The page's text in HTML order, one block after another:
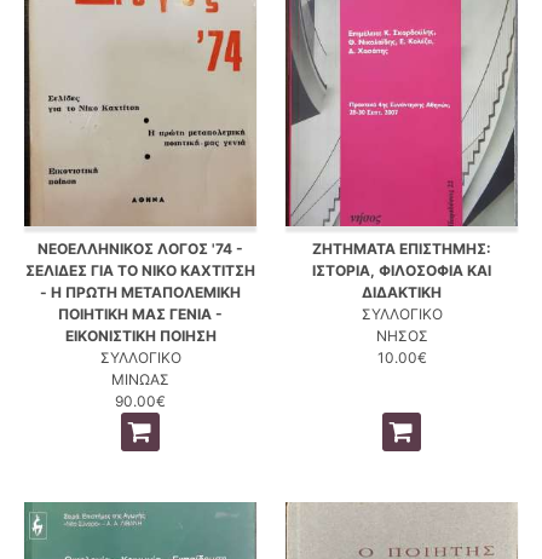
ΝΕΟΕΛΛΗΝΙΚΟΣ ΛΟΓΟΣ '74 -
ΣΕΛΙΔΕΣ ΓΙΑ ΤΟ ΝΙΚΟ ΚΑΧΤΙΤΣΗ
- Η ΠΡΩΤΗ ΜΕΤΑΠΟΛΕΜΙΚΗ
ΠΟΙΗΤΙΚΗ ΜΑΣ ΓΕΝΙΑ -
ΕΙΚΟΝΙΣΤΙΚΗ ΠΟΙΗΣΗ
ΣΥΛΛΟΓΙΚΟ
ΜΙΝΩΑΣ
90.00€
ΖΗΤΗΜΑΤΑ ΕΠΙΣΤΗΜΗΣ:
ΙΣΤΟΡΙΑ, ΦΙΛΟΣΟΦΙΑ ΚΑΙ
ΔΙΔΑΚΤΙΚΗ
ΣΥΛΛΟΓΙΚΟ
ΝΗΣΟΣ
10.00€